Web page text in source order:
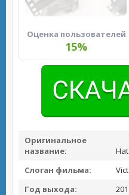
Оценка пользователей
15%
Оригинальное
название:
Слоган фильма:
Год выхода: